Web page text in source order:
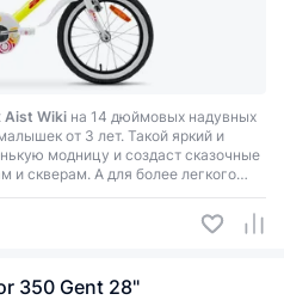
Aist Wiki на 14 дюймовых надувных
от 3 лет. Такой яркий и
модницу и создаст сказочные
и скверам. А для более легкого
установлены приставные
350 Gent 28"